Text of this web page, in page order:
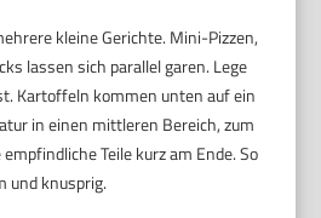
kleine Gerichte. Mini-Pizzen,
lassen sich parallel garen. Lege
Kartoffeln kommen unten auf ein
in einen mittleren Bereich, zum
Teile kurz am Ende. So
und knusprig.